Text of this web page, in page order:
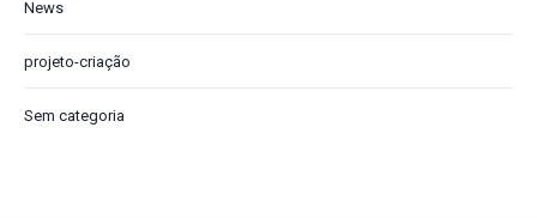
News
projeto-criação
Sem categoria